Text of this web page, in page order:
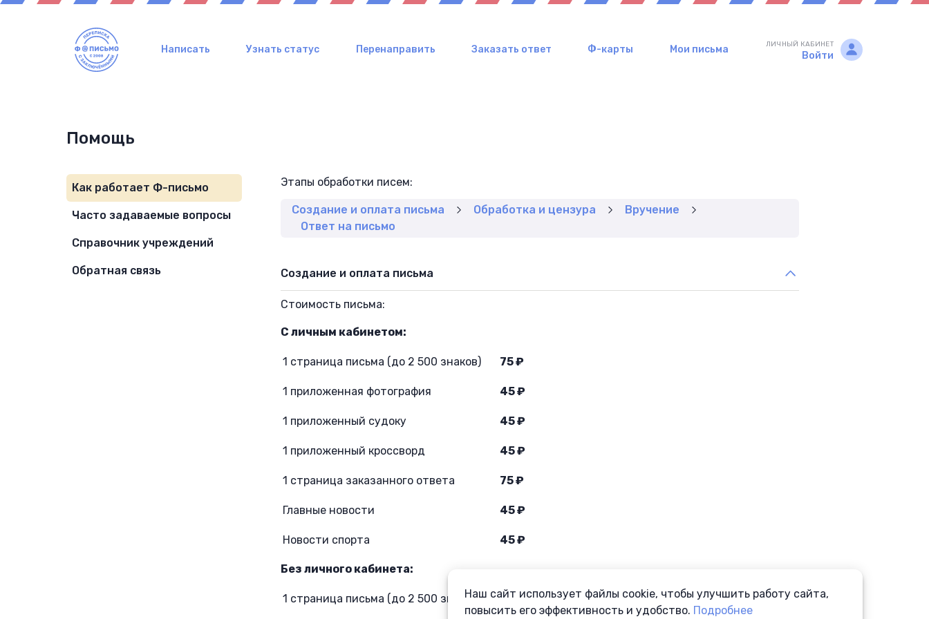
Написать Узнать статус Перенаправить Заказать ответ Ф-карты Мои письма ЛИЧНЫЙ КАБИНЕТ
Войти
Помощь
Как работает Ф-письмо
Часто задаваемые вопросы
Справочник учреждений
Обратная связь
Этапы обработки писем:
Создание и оплата письма Обработка и цензура
Вручение
Ответ на письмо
Создание и оплата письма
Стоимость письма:
С личным кабинетом:
1 страница письма (до 2 500 знаков) 75 ₽
1 приложенная фотография 45 ₽
1 приложенный судоку 45 ₽
1 приложенный кроссворд 45 ₽
1 страница заказанного ответа 75 ₽
Главные новости 45 ₽
Новости спорта 45 ₽
Без личного кабинета:
1 страница письма (до 2 500 знаков) 90 ₽
Наш сайт использует файлы cookie, чтобы улучшить работу сайта,
повысить его эффективность и удобство. Подробнее